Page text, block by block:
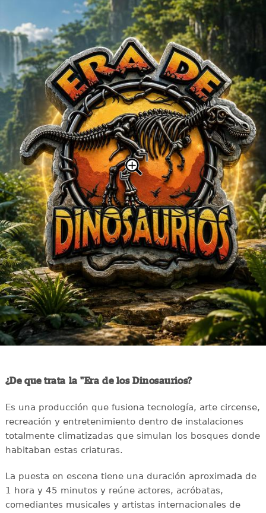
¿De que trata la "Era de los Dinosaurios?
Es una producción que fusiona tecnología, arte circense,
recreación y entretenimiento dentro de instalaciones
totalmente climatizadas que simulan los bosques donde
habitaban estas criaturas.
La puesta en escena tiene una duración aproximada de
1 hora y 45 minutos y reúne actores, acróbatas,
comediantes musicales y artistas internacionales de